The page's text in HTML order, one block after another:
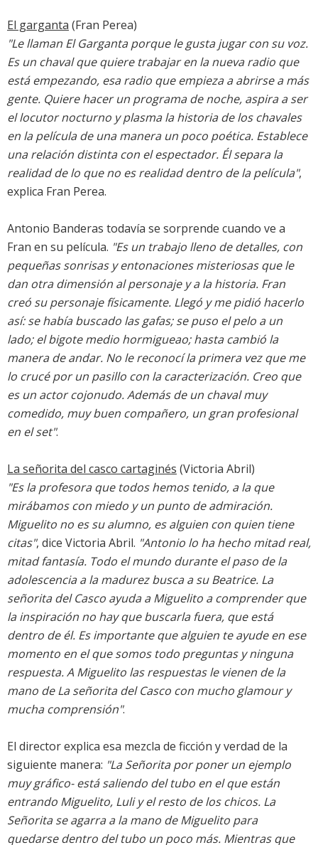
El garganta (Fran Perea)
"Le llaman El Garganta porque le gusta jugar con su voz.
Es un chaval que quiere trabajar en la nueva radio que
está empezando, esa radio que empieza a abrirse a más
gente. Quiere hacer un programa de noche, aspira a ser
el locutor nocturno y plasma la historia de los chavales
en la película de una manera un poco poética. Establece
una relación distinta con el espectador. Él separa la
realidad de lo que no es realidad dentro de la película",
explica Fran Perea.
Antonio Banderas todavía se sorprende cuando ve a
Fran en su película. "Es un trabajo lleno de detalles, con
pequeñas sonrisas y entonaciones misteriosas que le
dan otra dimensión al personaje y a la historia. Fran
creó su personaje físicamente. Llegó y me pidió hacerlo
así: se había buscado las gafas; se puso el pelo a un
lado; el bigote medio hormigueao; hasta cambió la
manera de andar. No le reconocí la primera vez que me
lo crucé por un pasillo con la caracterización. Creo que
es un actor cojonudo. Además de un chaval muy
comedido, muy buen compañero, un gran profesional
en el set".
La señorita del casco cartaginés (Victoria Abril)
"Es la profesora que todos hemos tenido, a la que
mirábamos con miedo y un punto de admiración.
Miguelito no es su alumno, es alguien con quien tiene
citas", dice Victoria Abril. "Antonio lo ha hecho mitad real,
mitad fantasía. Todo el mundo durante el paso de la
adolescencia a la madurez busca a su Beatrice. La
señorita del Casco ayuda a Miguelito a comprender que
la inspiración no hay que buscarla fuera, que está
dentro de él. Es importante que alguien te ayude en ese
momento en el que somos todo preguntas y ninguna
respuesta. A Miguelito las respuestas le vienen de la
mano de La señorita del Casco con mucho glamour y
mucha comprensión".
El director explica esa mezcla de ficción y verdad de la
siguiente manera: "La Señorita por poner un ejemplo
muy gráfico- está saliendo del tubo en el que están
entrando Miguelito, Luli y el resto de los chicos. La
Señorita se agarra a la mano de Miguelito para
quedarse dentro del tubo un poco más. Mientras que